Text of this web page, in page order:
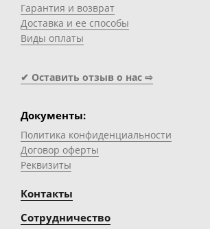
Гарантия и возврат
Доставка и ее способы
Виды оплаты
✔ Оставить отзыв о нас ⇨
Документы:
Политика конфиденциальности
Договор оферты
Реквизиты
Контакты
Сотрудничество